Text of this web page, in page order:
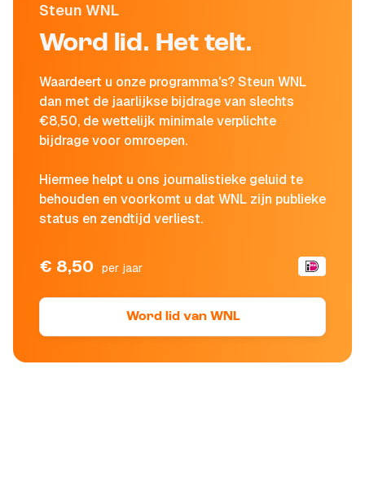
Steun WNL
Word lid. Het telt.
Waardeert u onze programma's? Steun WNL
dan met de jaarlijkse bijdrage van slechts
€8,50, de wettelijk minimale verplichte
bijdrage voor omroepen.
Hiermee helpt u ons journalistieke geluid te
behouden en voorkomt u dat WNL zijn publieke
status en zendtijd verliest.
€ 8,50 per jaar
Word lid van WNL